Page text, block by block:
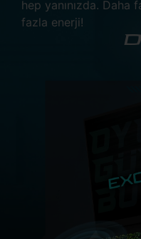
hep yanınızda. Daha
fazla enerji!